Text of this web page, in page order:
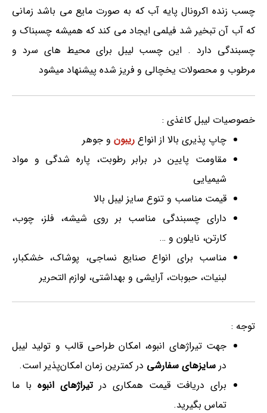
چسب زنده اکرونال پایه آب که به صورت مایع می باشد زمانی
که آب آن تبخیر شد فیلمی ایجاد می کند که همیشه چسبناک و
چسبندگی دارد . این چسب لیبل برای محیط های سرد و
مرطوب و محصولات یخچالی و فریز شده پیشنهاد میشود
خصوصیات لیبل کاغذی :
چاپ پذیری بالا از انواع ریبون و جوهر
مقاومت پایین در برابر رطوبت، پاره شدگی و مواد
شیمیایی
قیمت مناسب و تنوع سایز لیبل بالا
دارای چسبندگی مناسب بر روی شیشه، فلز، چوب،
کارتن، نایلون و …
مناسب برای انواع صنایع نساجی، پوشاک، خشکبار،
لبنیات، حبوبات، آرایشی و بهداشتی، لوازم التحریر
توجه :
جهت تیراژهای انبوه، امکان طراحی قالب و تولید لیبل
در سایزهای سفارشی در کمترین زمان امکان‌پذیر است.
برای دریافت قیمت همکاری درتیراژهای انبوه با ما
تماس بگیرید.